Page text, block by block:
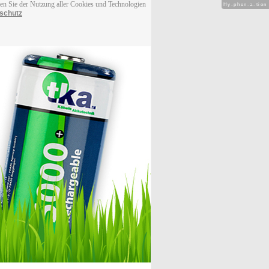
Sie der Nutzung aller Cookies und Technologien
Hy-phen-a-tion